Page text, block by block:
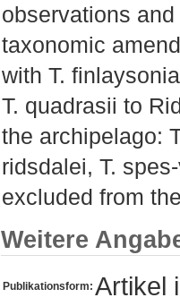
observations
taxonomic
with T.
T. quadrasii to
the archipelago:
ridsdalei, T.
excluded from
Weitere
Publikationsform: Artikel